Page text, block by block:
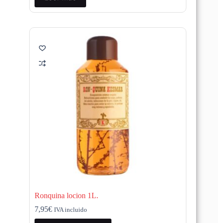
era:
es:
Ronquina locion 1L.
7,95€ IVA incluido